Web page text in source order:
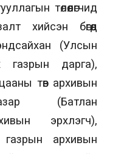
төлөөлөгчид
хийсэн бөгөөд
(Улсын
газрын дарга),
төв архивын
(Батлан
эрхлэгч),
газрын архивын